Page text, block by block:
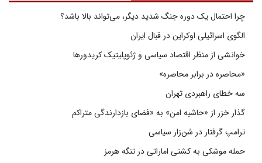
چرا احتمال یک دوره جنگ شدید دیگر، می‌تواند بالا باشد؟
الگوی اسرائیلی اوکراین در قبال ایران
خوانشی از منظر اقتصاد سیاسی و ژئوپلیتیک کریدورها
«محاصره در برابر محاصره»
سه خطای راهبردی تهران
گذار خزر از «حاشیه امن» به «فضای بازدارندگی متراکم
ترامپ گرفتار در شن‌زار سیاسی
حمله موشکی به کشتی اماراتی در تنگه هرمز